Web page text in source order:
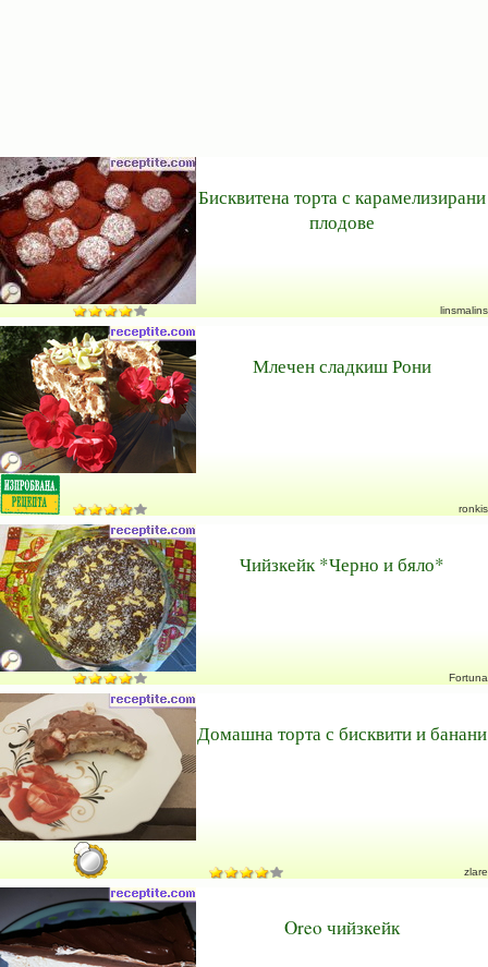
Бисквитена торта с карамелизирани
плодове
linsmalins
Млечен сладкиш Рони
ronkis
Чийзкейк *Черно и бяло*
Fortuna
Домашна торта с бисквити и банани
zlare
Oreo чийзкейк